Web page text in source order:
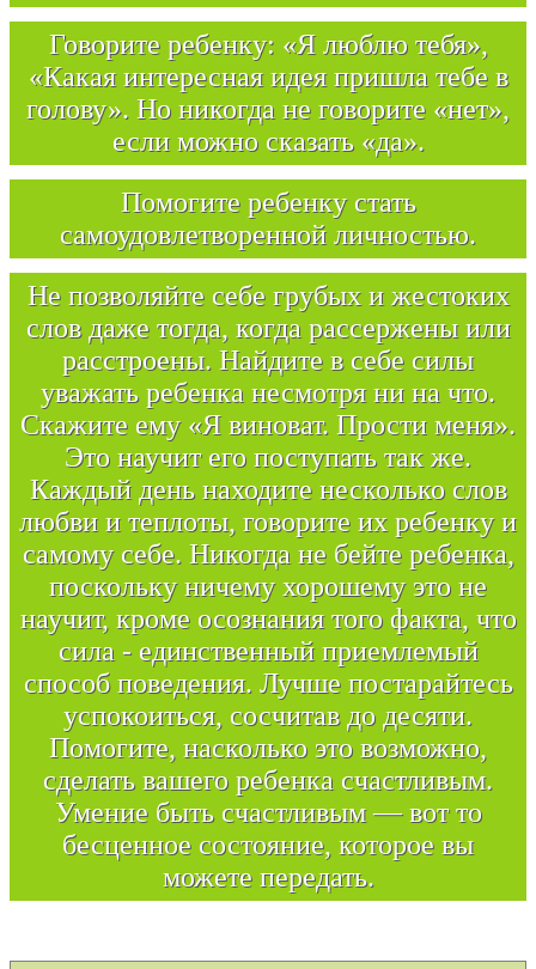
Говорите ребенку: «Я люблю тебя»,
«Какая интересная идея пришла тебе в
голову». Но никогда не говорите «нет»,
если можно сказать «да».
Помогите ребенку стать
самоудовлетворенной личностью.
Не позволяйте себе грубых и жестоких
слов даже тогда, когда рассержены или
расстроены. Найдите в себе силы
уважать ребенка несмотря ни на что.
Скажите ему «Я виноват. Прости меня».
Это научит его поступать так же.
Каждый день находите несколько слов
любви и теплоты, говорите их ребенку и
самому себе. Никогда не бейте ребенка,
поскольку ничему хорошему это не
научит, кроме осознания того факта, что
сила - единственный приемлемый
способ поведения. Лучше постарайтесь
успокоиться, сосчитав до десяти.
Помогите, насколько это возможно,
сделать вашего ребенка счастливым.
Умение быть счастливым — вот то
бесценное состояние, которое вы
можете передать.